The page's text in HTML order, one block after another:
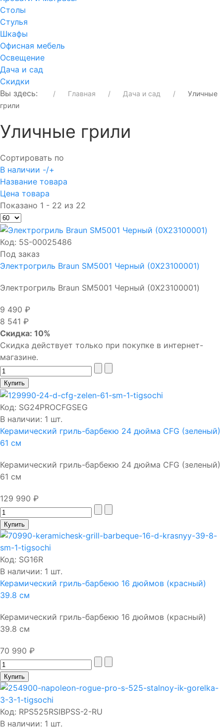
Столы
Стулья
Шкафы
Офисная мебель
Освещение
Дача и сад
Скидки
Вы здесь:
Главная Дача и сад
Уличные
грили
Уличные грили
Сортировать по
В наличии -/+
Название товара
Цена товара
Показано 1 - 22 из 22
Код: 5S-00025486
Под заказ
Электрогриль Braun SM5001 Черный (0X23100001)
Электрогриль Braun SM5001 Черный (0X23100001)
9 490 ₽
8 541 ₽
Скидка: 10%
Скидка действует только при покупке в интернет-
магазине.
Код: SG24PROCFGSEG
В наличии: 1 шт.
Керамический гриль-барбекю 24 дюйма CFG (зеленый)
61 см
Керамический гриль-барбекю 24 дюйма CFG (зеленый)
61 см
129 990 ₽
Код: SG16R
В наличии: 1 шт.
Керамический гриль-барбекю 16 дюймов (красный)
39.8 см
Керамический гриль-барбекю 16 дюймов (красный)
39.8 см
70 990 ₽
Код: RPS525RSIBPSS-2-RU
В наличии: 1 шт.